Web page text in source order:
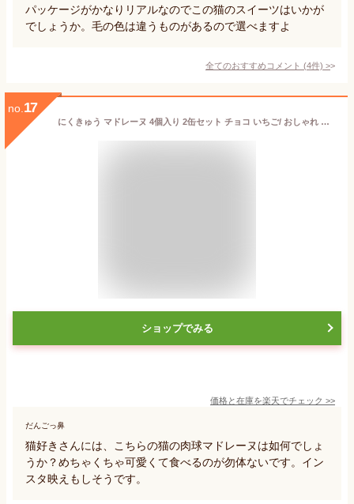
パッケージがかなりリアルなのでこの猫のスイーツはいかが
でしょうか。毛の色は違うものがあるので選べますよ
全てのおすすめコメント (4件) >
no. 17
にくきゅう マドレーヌ 4個入り 2缶セット チョコ いちご/ おしゃれ 可愛い 猫スイーツ 猫缶 入り 常温 焼き菓子 京都 スイーツ チョコ 苺 猫 肉球 マドレーヌ ママ友 誕生日 結婚 お返し お菓子 ねこ ギフト ねこ缶 ホワイトデー
ショップでみる
価格と在庫を楽天でチェック >>
だんごっ鼻
猫好きさんには、こちらの猫の肉球マドレーヌは如何でしょ
うか？めちゃくちゃ可愛くて食べるのが勿体ないです。イン
スタ映えもしそうです。